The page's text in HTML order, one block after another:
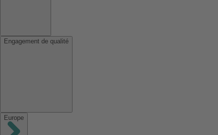
Engagement de qualité
Europe